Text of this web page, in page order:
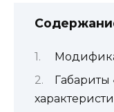
Габариты